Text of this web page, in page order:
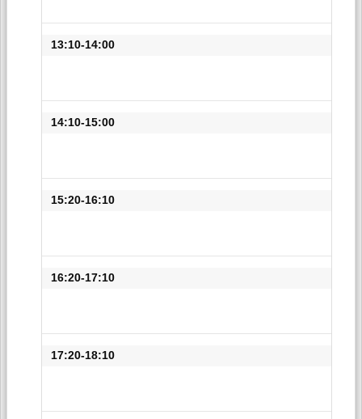
13:10-14:00
14:10-15:00
15:20-16:10
16:20-17:10
17:20-18:10